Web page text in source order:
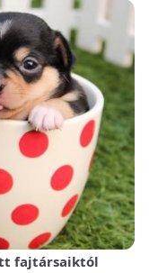
fajtársaiktól